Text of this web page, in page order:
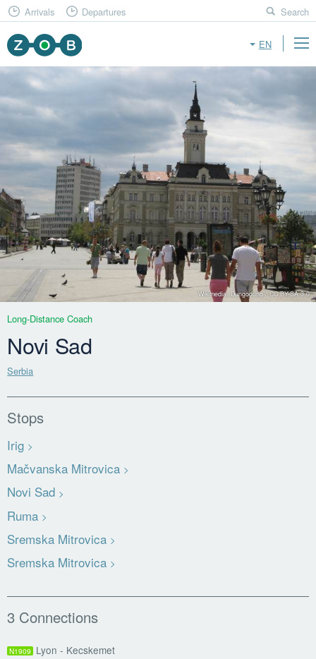
EN
Arrivals Departures Search
Wikimedia: Dungodung / CC BY-SA 3.0
Long-Distance Coach
Novi Sad
Serbia
Stops
Irig
Mačvanska Mitrovica
Novi Sad
Ruma
Sremska Mitrovica
Sremska Mitrovica
3 Connections
N1909 Lyon - Kecskemet